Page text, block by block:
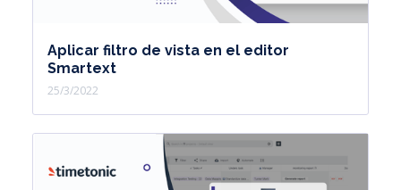
Aplicar filtro de vista en el editor
Smartext
25/3/2022